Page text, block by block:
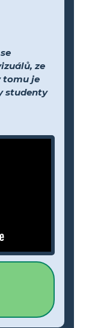
ze
tomu je
studenty